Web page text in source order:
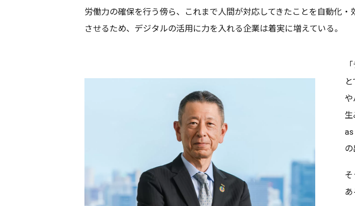
労働力の確保を行う傍ら、これまで人間が対応 してきたことを 自動化 ・
させるため、 デジタルの活用 に力を入れる企業は着実に増えている。
「
や
の
そ
あ